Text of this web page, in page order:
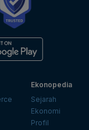
Ekonopedia
Sejarah
Ekonomi
Profil